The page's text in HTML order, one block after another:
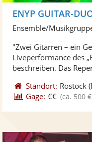
ENYP GUITAR-
Ensemble/
"Zwei Gitarren – ein
Liveperformance des
beschreiben. Das
Standort: Rostock
Gage: €€ (ca. 500